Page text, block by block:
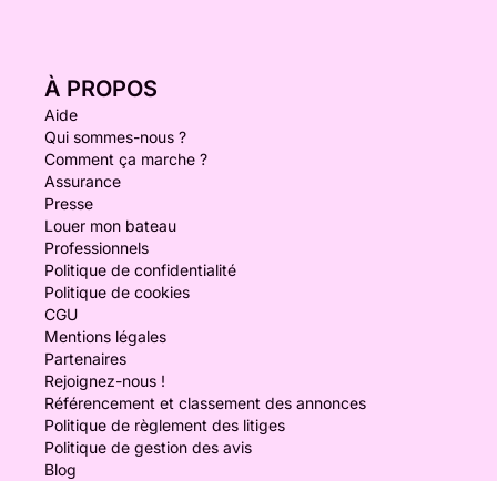
À PROPOS
Aide
Qui sommes-nous ?
Comment ça marche ?
Assurance
Presse
Louer mon bateau
Professionnels
Politique de confidentialité
Politique de cookies
CGU
Mentions légales
Partenaires
Rejoignez-nous !
Référencement et classement des annonces
Politique de règlement des litiges
Politique de gestion des avis
Blog